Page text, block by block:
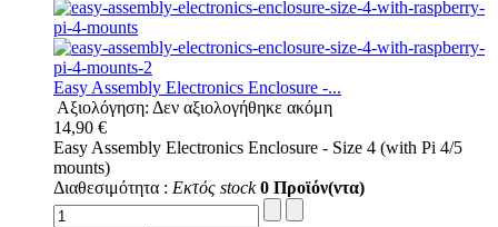
Easy Assembly Electronics Enclosure -...
Αξιολόγηση: Δεν αξιολογήθηκε ακόμη
14,90 €
Easy Assembly Electronics Enclosure - Size 4 (with Pi 4/5
mounts)
Διαθεσιμότητα : Εκτός stock 0 Προϊόν(ντα)